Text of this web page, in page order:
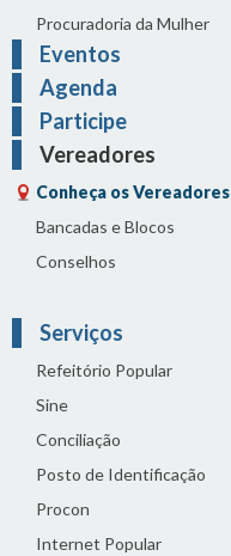
Procuradoria da Mulher
Eventos
Agenda
Participe
Vereadores
Conheça os Vereadores
Bancadas e Blocos
Conselhos
Serviços
Refeitório Popular
Sine
Conciliação
Posto de Identificação
Procon
Internet Popular